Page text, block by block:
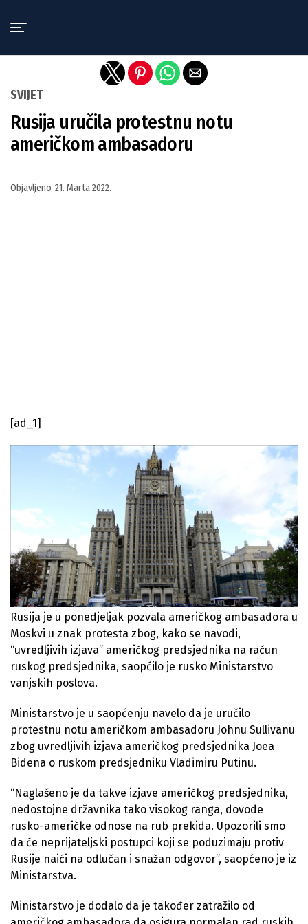
SVIJET
Rusija uručila protestnu notu
američkom ambasadoru
Objavljeno 21. Marta 2022.
[ad_1]
Rusija je u ponedjeljak pozvala američkog ambasadora u
Moskvi u znak protesta zbog, kako se navodi,
“uvredljivih izjava” američkog predsjednika na račun
ruskog predsjednika, saopćilo je rusko Ministarstvo
vanjskih poslova.
Ministarstvo je u saopćenju navelo da je uručilo
protestnu notu američkom ambasadoru Johnu Sullivanu
zbog uvredljivih izjava američkog predsjednika Joea
Bidena o ruskom predsjedniku Vladimiru Putinu.
“Naglašeno je da takve izjave američkog predsjednika,
nedostojne državnika tako visokog ranga, dovode
rusko-američke odnose na rub prekida. Upozorili smo
da će neprijateljski postupci koji se poduzimaju protiv
Rusije naići na odlučan i snažan odgovor”, saopćeno je iz
Ministarstva.
Ministarstvo je dodalo da je također zatražilo od